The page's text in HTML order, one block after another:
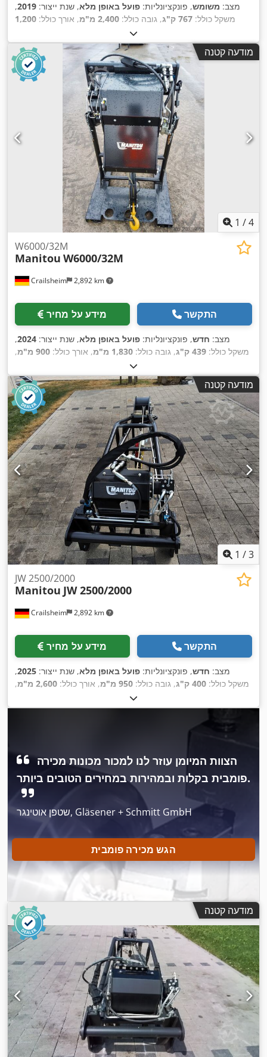
מצב: משומש, פונקציונליות: פועל באופן מלא, שנת ייצור: 2019
,
משקל כולל: 767 ק"ג , גובה כולל: 2,400 מ"מ , אורך כולל: 1,200
1,220 מ"מ
מודעה קטנה
1 /4
Crailsheim 2,892 km
W6000/32M
Manitou W6000/32M
מידע על מחיר התקשר
מצב: חדש, פונקציונליות: פועל באופן מלא, שנת ייצור: 2024
,
משקל כולל: 439 ק"ג , גובה כולל: 1,830 מ"מ , אורך כולל: 900 מ"מ
,
1,070 מ"מ
מודעה קטנה
1 /3
Crailsheim 2,892 km
JW 2500/2000
Manitou JW 2500/2000
מידע על מחיר התקשר
מצב: חדש, פונקציונליות: פועל באופן מלא, שנת ייצור: 2025
,
משקל כולל: 400 ק"ג , גובה כולל: 950 מ"מ , אורך כולל: 2,600 מ"מ
,
820 מ"מ
הצוות המיומן עוזר לנו למכור מכונות מכירה
פומבית בקלות ובמהירות במחירים הטובים ביותר.
שטפן אוטינגר, Gläsener + Schmitt GmbH
הגש מכירה פומבית
מודעה קטנה